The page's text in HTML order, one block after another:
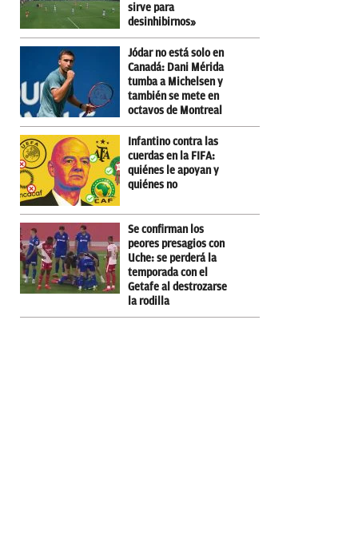
sirve para
desinhibirnos»
Jódar no está solo en
Canadá: Dani Mérida
tumba a Michelsen y
también se mete en
octavos de Montreal
Infantino contra las
cuerdas en la FIFA:
quiénes le apoyan y
quiénes no
Se confirman los
peores presagios con
Uche: se perderá la
temporada con el
Getafe al destrozarse
la rodilla